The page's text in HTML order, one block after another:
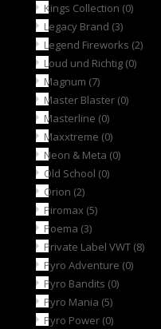
Kings Collection (0)
Legacy Brand (3)
Legend Fireworks (2)
Loud und Richtig (0)
Magnum (7)
Master Blaster (0)
Masterline (0)
Maxxtreme (0)
Neon & Meta (0)
Old School (0)
Orion (2)
Piromax (5)
Poema (3)
Private Label VWT (8)
Pyro Adventure (0)
Pyro Bandits (0)
Pyro Mania (5)
Pyro Power (0)